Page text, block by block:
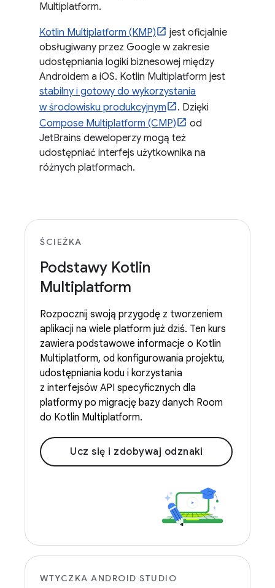
Multiplatform.
Kotlin Multiplatform (KMP)
jest oficjalnie
obsługiwany przez Google w zakresie
udostępniania logiki biznesowej między
Androidem a iOS. Kotlin Multiplatform jest
stabilny i gotowy do wykorzystania
w środowisku produkcyjnym
. Dzięki
Compose Multiplatform (CMP)
od
JetBrains deweloperzy mogą też
udostępniać interfejs użytkownika na
różnych platformach.
ŚCIEŻKA
Podstawy Kotlin
Multiplatform
Rozpocznij swoją przygodę z tworzeniem
aplikacji na wiele platform już dziś. Ten kurs
zawiera podstawowe informacje o Kotlin
Multiplatform, od konfigurowania projektu,
udostępniania kodu i korzystania
z interfejsów API specyficznych dla
platformy po migrację bazy danych Room
do Kotlin Multiplatform.
Ucz się i zdobywaj odznaki
WTYCZKA ANDROID STUDIO